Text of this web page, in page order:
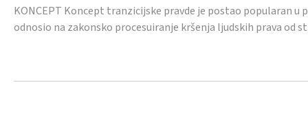
KONCEPT Koncept tranzicijske pravde je postao popularan
odnosio na zakonsko procesuiranje kršenja ljudskih prava